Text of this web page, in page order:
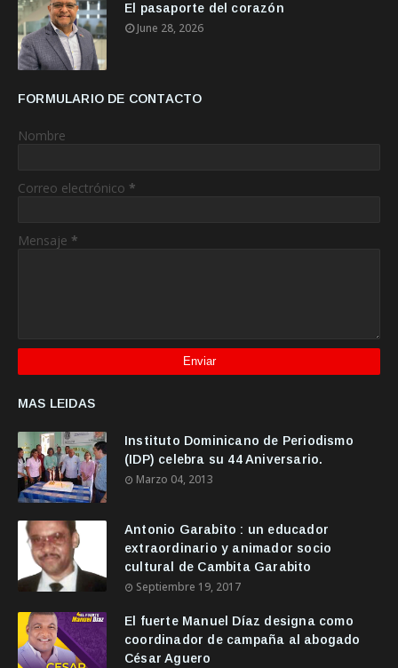
El pasaporte del corazón
June 28, 2026
FORMULARIO DE CONTACTO
Nombre
Correo electrónico *
Mensaje *
MAS LEIDAS
Instituto Dominicano de Periodismo
(IDP) celebra su 44 Aniversario.
Marzo 04, 2013
Antonio Garabito : un educador
extraordinario y animador socio
cultural de Cambita Garabito
Septiembre 19, 2017
El fuerte Manuel Díaz designa como
coordinador de campaña al abogado
César Aguero